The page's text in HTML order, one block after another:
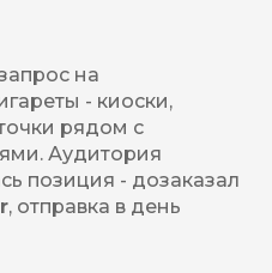
на
- киоски,
рядом с
Аудитория
позиция - дозаказал
, отправка в день